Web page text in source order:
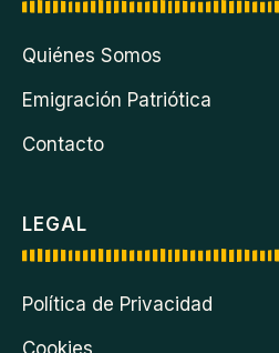
Quiénes Somos
Emigración Patriótica
Contacto
LEGAL
Política de Privacidad